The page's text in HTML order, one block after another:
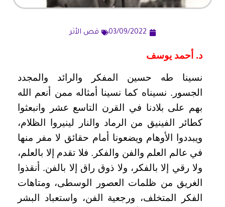
03/09/2022 قص الأثر
د. أحمد يوسف
نسينا طه حسين المفكر والرائد والمجدد
الجسور. نسيناه كما نسينا أمثاله ممن أنعم الله
بهم على بلادنا في القرن التاسع عشر وانبعثوا
كطائر الفينيق من الرماد والنار لينيروا الظلام،
ويبددوا الأوهام ويضعونا أمام حقائق لا مفر منها
في عالم العلم والفن والفكر. فلا تقدم إلا بالعلم،
ولا رقي إلا بالفكر، ولا ذوق راق إلا بالفن. أنقذوا
الغريق من ظلمات العصور الوسطى، ومتاهات
الفكر المتخلف، ورجعية الفن، واستعباد البشر